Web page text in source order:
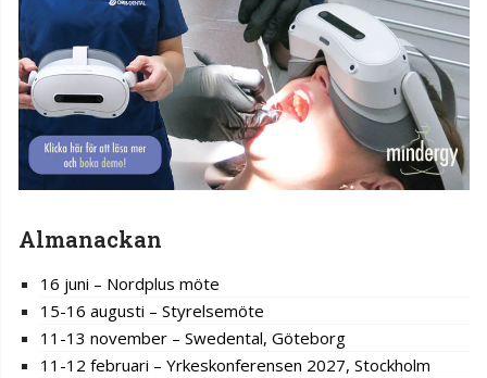
Almanackan
16 juni – Nordplus möte
15-16 augusti – Styrelsemöte
11-13 november – Swedental, Göteborg
11-12 februari – Yrkeskonferensen 2027, Stockholm